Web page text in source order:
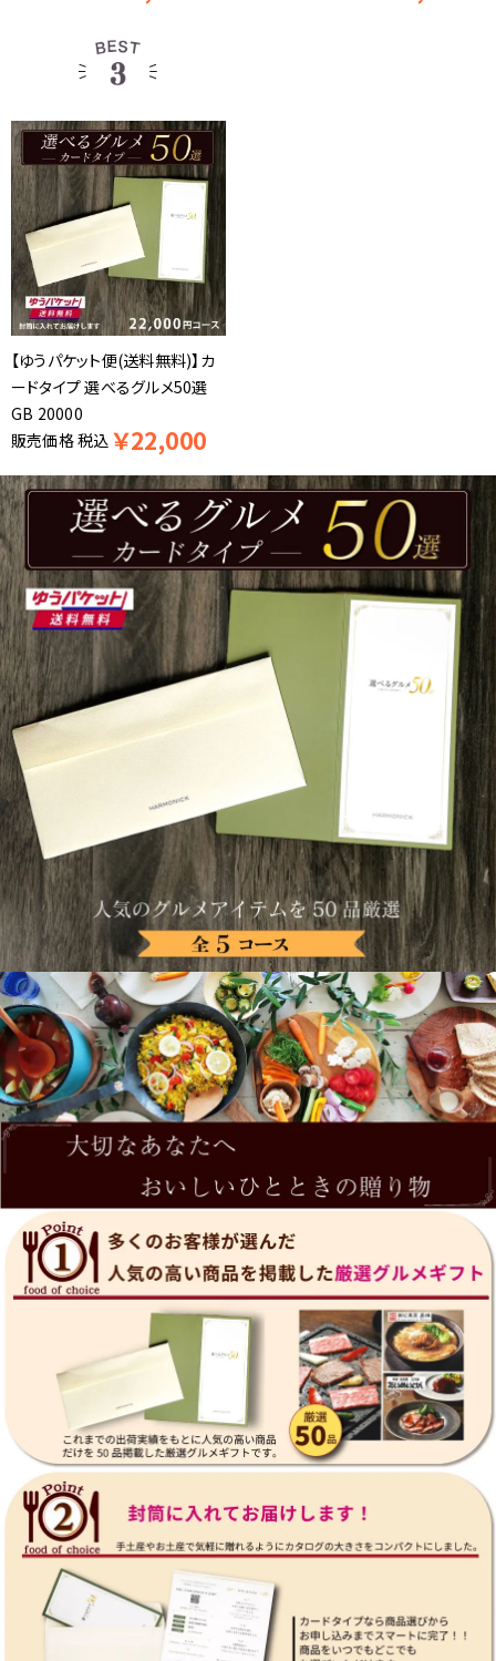
【ゆうパケット便(送料無料)】カ
ードタイプ 選べるグルメ50選
GB 20000
販売価格税込 ￥22,000